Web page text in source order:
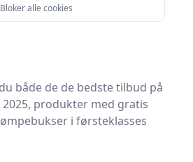
Online, hvor du finder de
Vi har udvalgt 0
både de de bedste tilbud på
produkter med gratis
i førsteklasses
Bloker alle cookies